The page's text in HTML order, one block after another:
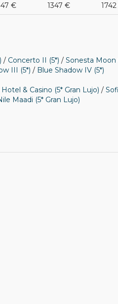
€ 1347 €
/ Concerto II (5*) / Sonesta Moon
III (5*) / Blue Shadow IV (5*)
& Casino (5* Gran Lujo) /
Maadi (5* Gran Lujo)